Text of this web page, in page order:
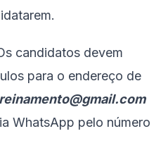
candidatos devem
para o endereço de
WhatsApp pelo número